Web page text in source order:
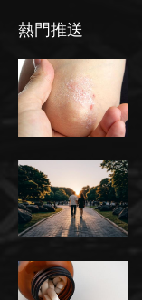
熱門推送